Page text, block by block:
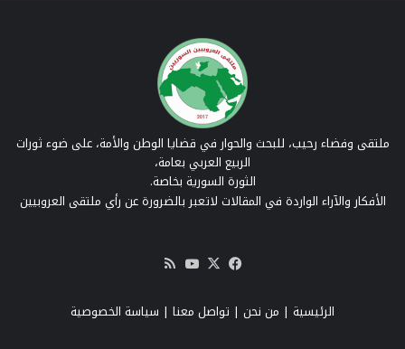
ملتقى وفضاء رحيب، للبحث والحوار في قضايا الوطن والأمة، على ضوء ثورات
الربيع العربي بعامة،
الثورة السورية بخاصة.
الأفكار والآراء الواردة في المقالات لاتعبر بالضرورة عن رأي ملتقى العروبيين
فيسبوك
‫X
‫YouTube
RSS
الرئيسية | من نحن | تواصل معنا | سياسة الخصوصية